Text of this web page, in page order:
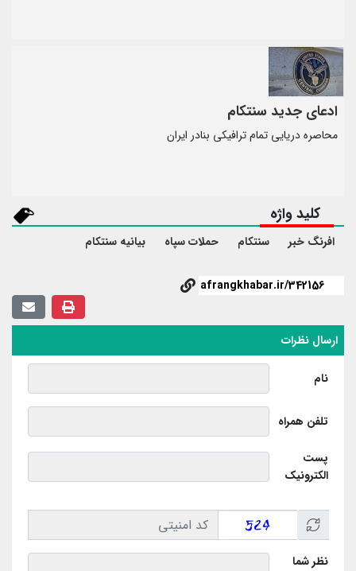
ادعای جدید سنتکام
محاصره دریایی تمام ترافیکی بنادر ایران
کلید واژه
افرنگ خبر سنتکام حملات سپاه بیانیه سنتکام
ارسال نظرات
نام
تلفن همراه
پست
الکترونیک
نظر شما